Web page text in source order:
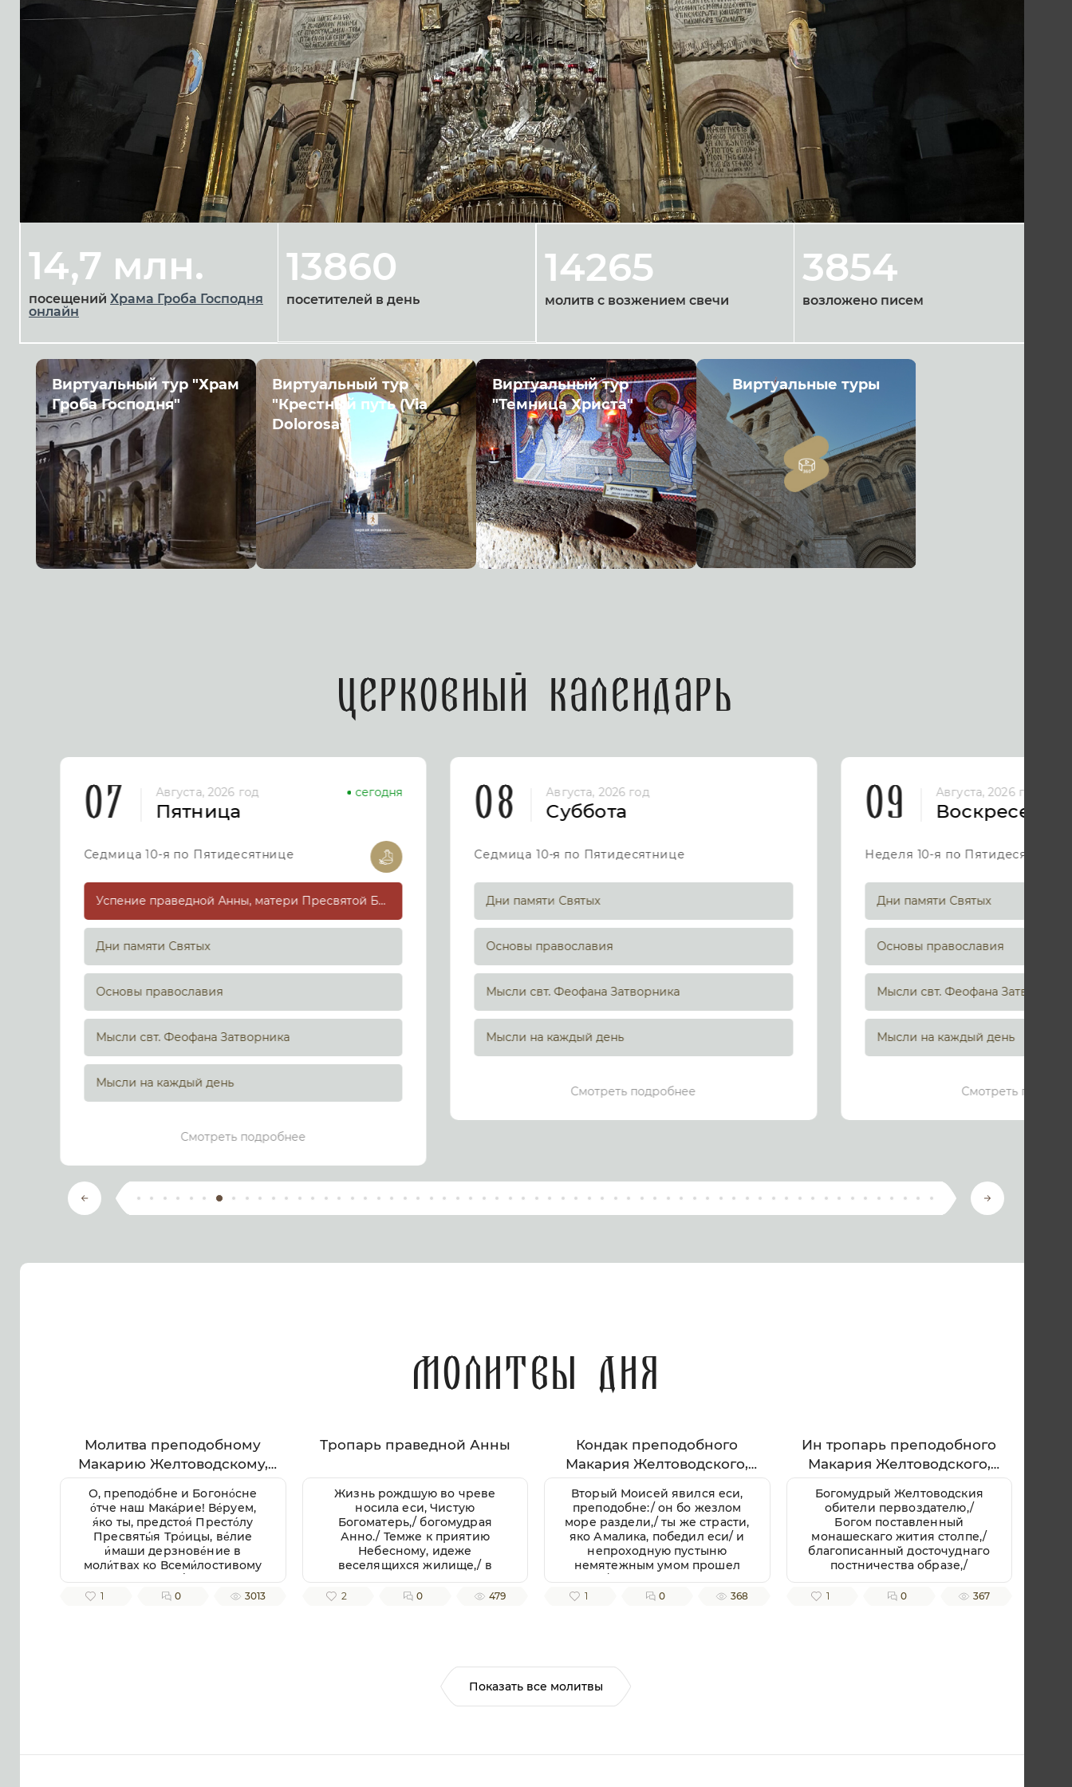
14,7 млн.
посещений Храма Гроба Господня
онлайн
13860
посетителей в день
14265
молитв с возжением свечи
3854
возложено писем
Виртуальный тур "Храм
Гроба Господня"
Виртуальный тур
"Крестный путь (Via
Dolorosa)"
Виртуальный тур
"Темница Христа"
Виртуальные туры
Церковный календарь
07
Августа, 2026 год
Пятница
сегодня
Седмица 10-я по Пятидесятнице
Успение праведной Анны, матери Пресвятой Богородицы
Дни памяти Святых
Основы православия
Мысли свт. Феофана Затворника
Мысли на каждый день
Смотреть подробнее
08 Августа, 2026 год
Суббота
Седмица 10-я по Пятидесятнице
Дни памяти Святых
Основы православия
Мысли свт. Феофана Затворника
Мысли на каждый день
Смотреть подробнее
09 Августа, 2026 год
Воскресенье
Неделя 10-я по Пятидесятнице
Дни памяти Святых
Основы православия
Мысли свт. Феофана Затворника
Мысли на каждый день
Смотреть
Молитвы дня
Молитва преподобному
Макарию Желтоводскому,
Унженскому
О, преподо́бне и Богоно́сне
о́тче наш Мака́рие! Ве́руем,
я́ко ты, предстоя́ Престо́лу
Пресвяты́я Тро́ицы, ве́лие
и́маши дерзнове́ние в
моли́твах ко Всеми́лостивому
Го́споду Бо́гу, И́же всегда́
послу́шает тебе́, ве́рнаго раба́
па́дших, да пода́ст
1 0 3013
Тропарь праведной Анны
Жизнь рождшую во чреве
носила еси, Чистую
Богоматерь,/ богомудрая
Анно./ Темже к приятию
Небесному, идеже
веселящихся жилище,/ в
славе радующися, ныне
преставилася еси,/ чтущим тя
2 0 479
Кондак преподобного
Макария Желтоводского,
Унженского
Вторый Моисей явился еси,
преподобне:/ он бо жезлом
море раздели,/ ты же страсти,
яко Амалика, победил еси/ и
непроходную пустыню
немятежным умом прошел
еси,/ в нейже молитвами
твоими велие чудо сотворил
утешение,/ Макарие, отче
приснопамятне,/ иже
Галичестей стране и всей
Российстей земли/ похвала и
1 0 368
Ин тропарь преподобного
Макария Желтоводского,
Унженского
Богомудрый Желтоводския
обители первоздателю,/
Богом поставленный
монашескаго жития столпе,/
благописанный досточуднаго
постничества образе,/
Богозданный Духа Святаго
сосуде,/ златозарное Русския
1 0 367
Показать все молитвы